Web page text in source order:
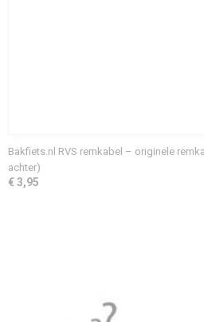
Bakfiets.nl RVS remkabel – originele
achter)
€ 3,95